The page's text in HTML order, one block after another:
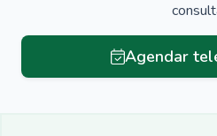
Agendar